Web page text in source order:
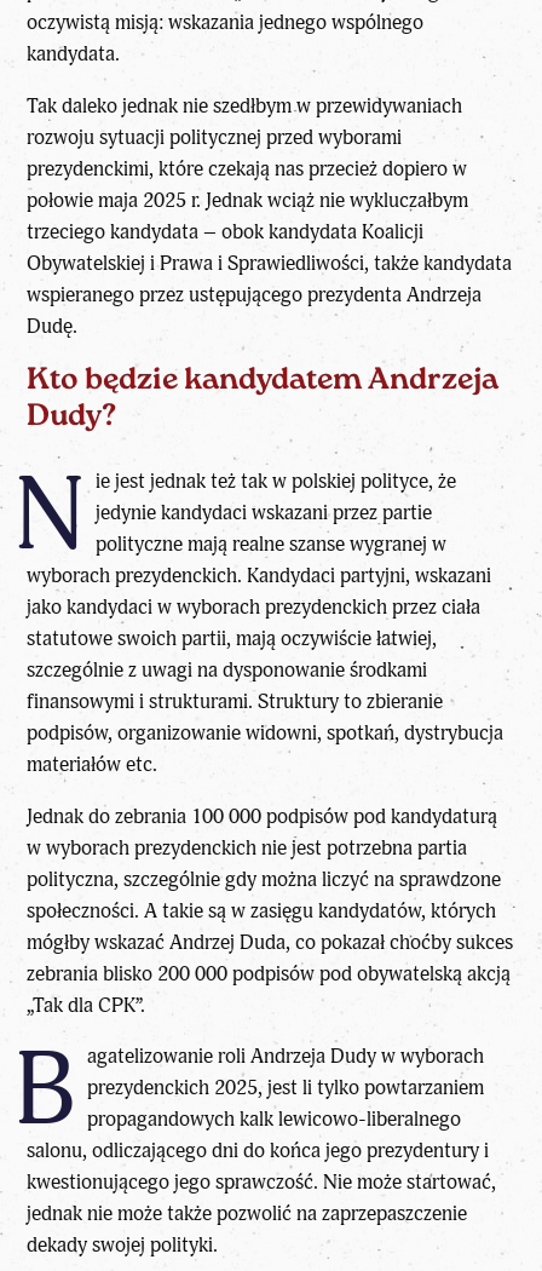
oczywistą misją: wskazania jednego wspólnego
kandydata.
Tak daleko jednak nie szedłbym w przewidywaniach
rozwoju sytuacji politycznej przed wyborami
prezydenckimi, któreczekają nas przecież dopiero w
połowie maja 2025 r. Jednak wciąż nie wykluczałbym
trzeciego kandydata – obokkandydata Koalicji
Obywatelskiej i Prawa i Sprawiedliwości, także kandydata
wspieranego przez ustępującego prezydenta Andrzeja
Dudę.
Kto będzie kandydatem Andrzeja
Dudy?
N ie jest jednak też tak w polskiej polityce, że
jedynie kandydaci wskazani przez partie
polityczne mają realne szanse wygranej w
wyborach prezydenckich. Kandydaci partyjni, wskazani
jako kandydaci w wyborach prezydenckich przez ciała
statutowe swoich partii, mają oczywiście łatwiej,
szczególnie z uwagi na dysponowanie środkami
finansowymi i strukturami. Struktury to zbieranie
podpisów, organizowanie widowni, spotkań, dystrybucja
materiałów etc.
Jednak do zebrania 100 000 podpisówpod kandydaturą
w wyborach prezydenckichnie jest potrzebna partia
polityczna, szczególnie gdy można liczyć na sprawdzone
społeczności. A takie są w zasięgu kandydatów, których
mógłby wskazać Andrzej Duda, co pokazał choćby sukces
zebrania blisko 200 000 podpisów pod obywatelską akcją
„Tak dla CPK”.
B agatelizowanie roli Andrzeja Dudy w wyborach
prezydenckich 2025, jest li tylko powtarzaniem
propagandowych kalk lewicowo-liberalnego
salonu, odliczającego dni do końca jego prezydentury i
kwestionującego jego sprawczość. Nie może startować,
jednak nie może także pozwolić na zaprzepaszczenie
dekady swojej polityki.